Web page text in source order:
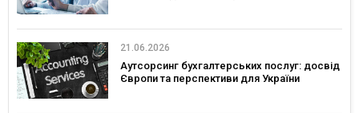
21.06.2026
Аутсорсинг бухгалтерських послуг: досвід
Європи та перспективи для України